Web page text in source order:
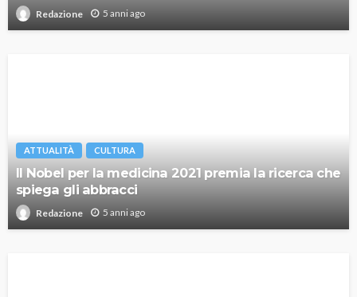
Redazione 5 anni ago
ATTUALITÀ CULTURA
Il Nobel per la medicina 2021 premia la ricerca che
spiega gli abbracci
Redazione 5 anni ago